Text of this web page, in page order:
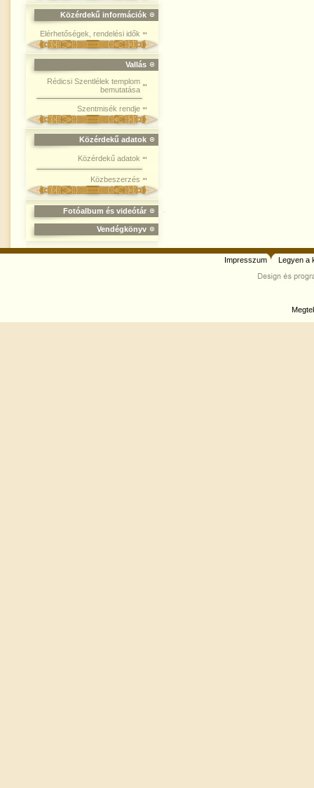
Közérdekű információk
Elérhetőségek, rendelési idők
Vallás
Rédicsi Szentlélek templom
bemutatása
Szentmisék rendje
Közérdekű adatok
Közérdekű adatok
Közbeszerzés
Fotóalbum és videótár
Vendégkönyv
Impresszum Legyen a